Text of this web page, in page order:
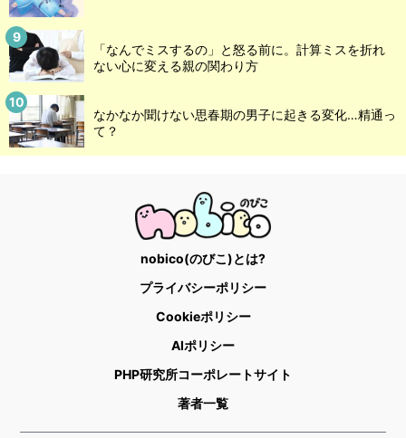
「なんでミスするの」と怒る前に。計算ミスを折れ
ない心に変える親の関わり方
なかなか聞けない思春期の男子に起きる変化…精通っ
て？
nobico(のびこ)とは?
プライバシーポリシー
Cookieポリシー
AIポリシー
PHP研究所コーポレートサイト
著者一覧